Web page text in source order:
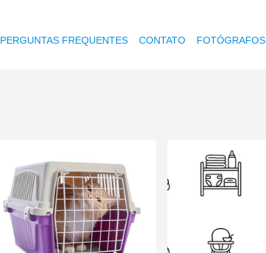
PERGUNTAS FREQUENTES CONTATO FOTÓGRAFOS